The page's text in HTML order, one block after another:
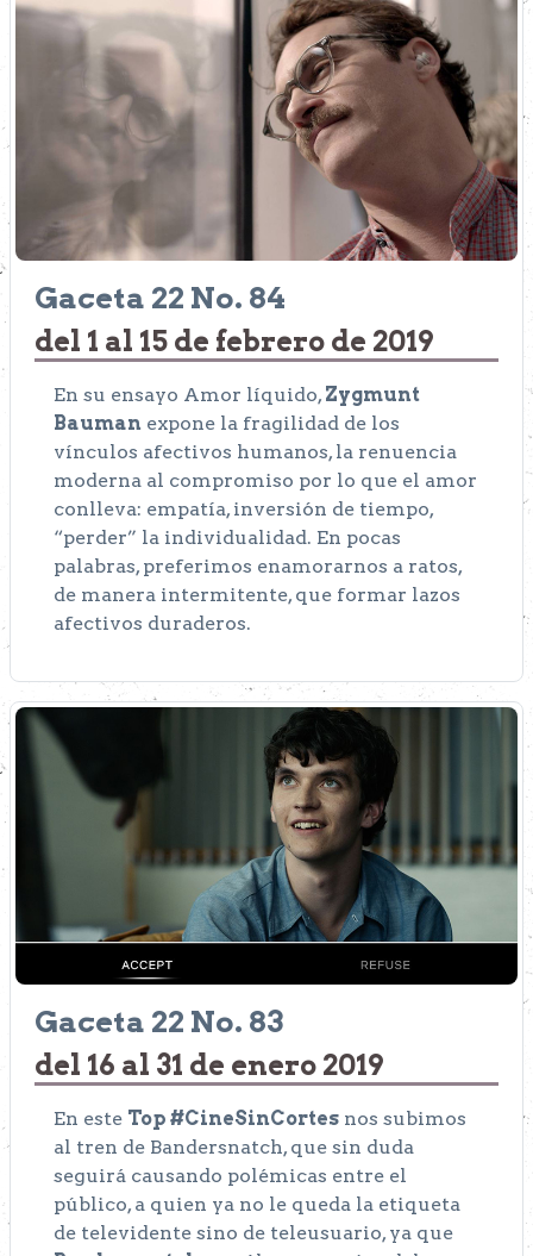
Gaceta 22 No. 84
del 1 al 15 de febrero de 2019
En su ensayo Amor líquido, Zygmunt
Bauman expone la fragilidad de los
vínculos afectivos humanos, la renuencia
moderna al compromiso por lo que el amor
conlleva: empatía, inversión de tiempo,
“perder” la individualidad. En pocas
palabras, preferimos enamorarnos a ratos,
de manera intermitente, que formar lazos
afectivos duraderos.
Gaceta 22 No. 83
del 16 al 31 de enero 2019
En este Top #CineSinCortes nos subimos
al tren de Bandersnatch, que sin duda
seguirá causando polémicas entre el
público, a quien ya no le queda la etiqueta
de televidente sino de teleusuario, ya que